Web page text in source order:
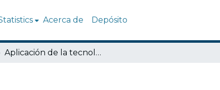
Acerca de Depósito
Aplicación de la tecnología enzimática en la extracción de antioxidantes fenólicos desde residuos agroindustriales